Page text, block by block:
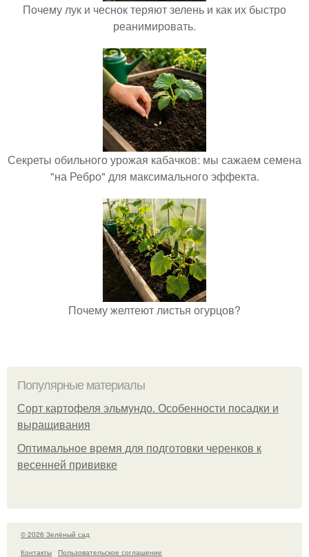
Почему лук и чеснок теряют зелень и как их быстро
реанимировать.
Секреты обильного урожая кабачков: мы сажаем семена
"на Ребро" для максимального эффекта.
Почему желтеют листья огурцов?
Популярные материалы
Сорт картофеля эльмундо. Особенности посадки и
выращивания
Оптимальное время для подготовки черенков к
весенней прививке
© 2026 Зелёный сад
Контакты
Пользовательское соглашение